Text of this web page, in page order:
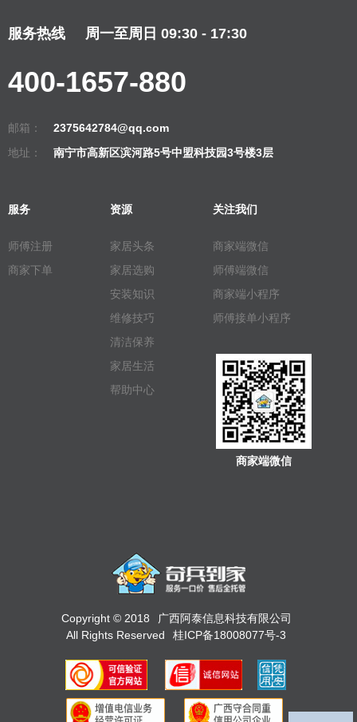
服务热线 周一至周日 09:30 - 17:30
400-1657-880
邮箱：
2375642784@qq.com
地址：
南宁市高新区滨河路5号中盟科技园3号楼3层
服务
师傅注册
商家下单
资源
家居头条
家居选购
安装知识
维修技巧
清洁保养
家居生活
帮助中心
关注我们
商家端微信
师傅端微信
商家端小程序
师傅接单小程序
商家端微信
Copyright © 2018
广西阿泰信息科技有限公司
All Rights Reserved
桂ICP备18008077号-3